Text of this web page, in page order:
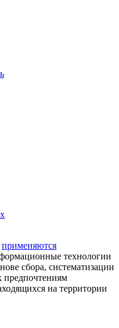
применяются
технологии
сбора, систематизации
предпочтениям
на территории